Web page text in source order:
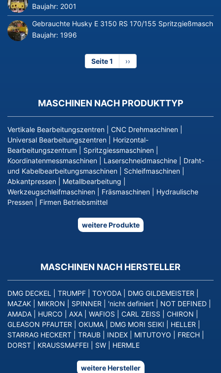
Baujahr: 2001
Gebrauchte Husky E 3150 RS 170/155
Baujahr: 1996
Seite 1
Nächste
Seite
››
MASCHINEN NACH PRODUKTTYP
Vertikale Bearbeitungszentren CNC Drehmaschinen
Universal Bearbeitungszentren
Horizontal-
Bearbeitungszentrum
Spritzgiessmaschinen
Koordinatenmessmaschinen
Laserschneidmaschine
Draht-
und Kabelbearbeitungsmaschinen
Schleifmaschinen
Abkantpressen
Metallbearbeitung
Werkzeugschleifmaschinen
Fräsmaschinen
Hydraulische
Pressen
Firmen Betriebsmittel
weitere Produkte
MASCHINEN NACH HERSTELLER
DMG DECKEL TRUMPF TOYODA DMG GILDEMEISTER
MAZAK
MIKRON SPINNER 'nicht definiert NOT DEFINED
AMADA
HURCO AXA WAFIOS CARL ZEISS CHIRON
GLEASON PFAUTER
OKUMA DMG MORI SEIKI HELLER
STARRAG HECKERT
TRAUB INDEX MITUTOYO FRECH
DORST
KRAUSSMAFFEI SW HERMLE
weitere Hersteller